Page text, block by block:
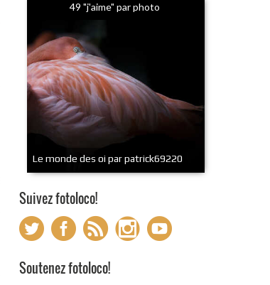
49 "j'aime" par photo
Le monde des oi par patrick69220
Suivez fotoloco!
Soutenez fotoloco!